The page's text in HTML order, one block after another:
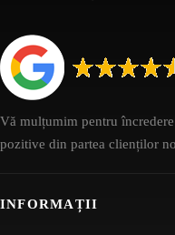
Vă mulțumim pentru
pozitive din partea clienților
INFORMAȚII